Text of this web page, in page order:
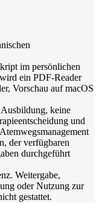
im persönlichen
ein PDF-Reader
Vorschau auf macOS
keine
und
der verfügbaren
durchgeführt
Weitergabe,
oder Nutzung zur
gestattet.